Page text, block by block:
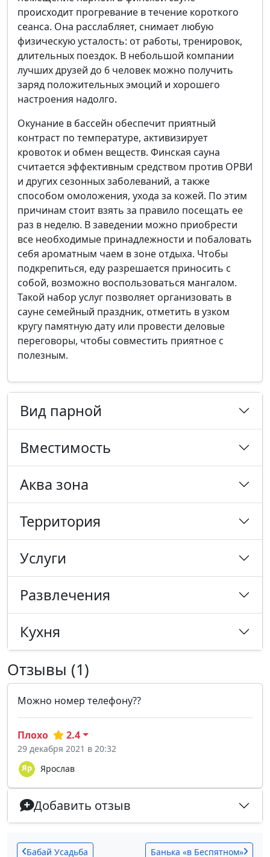
происходит прогревание в течение короткого
сеанса. Она расслабляет, снимает любую
физическую усталость: от работы, тренировок,
длительных поездок. В небольшой компании
лучших друзей до 6 человек можно получить
заряд положительных эмоций и хорошего
настроения надолго.
Окунание в бассейн обеспечит приятный
контраст по температуре, активизирует
кровоток и обмен веществ. Финская сауна
считается эффективным средством против ОРВИ
и других сезонных заболеваний, а также
способом омоложения, ухода за кожей. По этим
причинам стоит взять за правило посещать ее
раз в неделю. В заведении можно приобрести
все необходимые принадлежности и побаловать
себя ароматным чаем в зоне отдыха. Чтобы
подкрепиться, еду разрешается приносить с
собой, возможно воспользоваться мангалом.
Такой набор услуг позволяет организовать в
сауне семейный праздник, отметить в узком
кругу памятную дату или провести деловые
переговоры, чтобы совместить приятное с
полезным.
Вид парной
Вместимость
Аква зона
Территория
Услуги
Развлечения
Кухня
Отзывы (1)
Можно номер телефону??
Ярослав
Плохо 2.4
29 декабря 2021 в 20:32
Добавить отзыв
Бабай Усадьба Банька «в Беспятном»